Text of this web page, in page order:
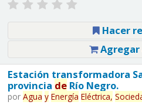
Hacer
Estación transformadora
provincia deRío Negro.
por Agua y Energía Eléctrica,